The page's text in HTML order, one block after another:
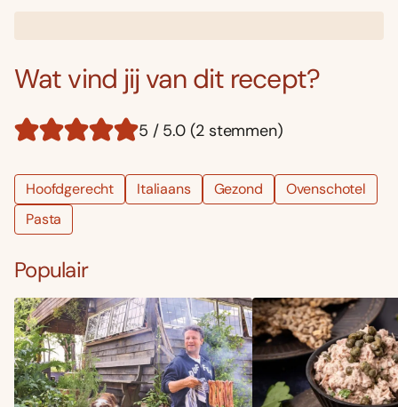
Wat vind jij van dit recept?
5 / 5.0 (2 stemmen)
Hoofdgerecht Italiaans Gezond
Ovenschotel
Pasta
Populair